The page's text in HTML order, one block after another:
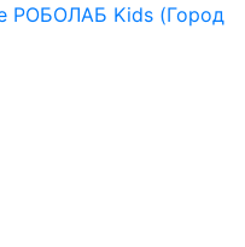
РОБОЛАБ Kids (Город